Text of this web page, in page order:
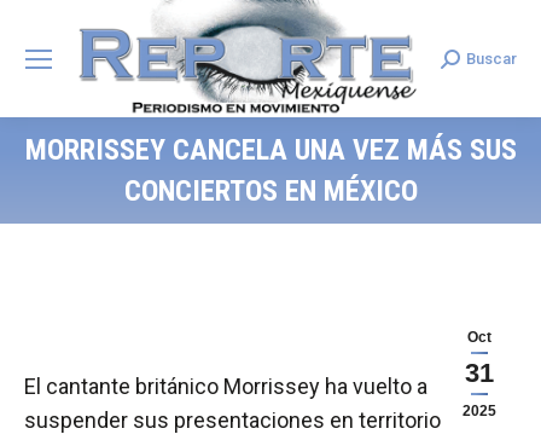
Search:
Buscar
MORRISSEY CANCELA UNA VEZ MÁS SUS
CONCIERTOS EN MÉXICO
Oct
31
2025
El cantante británico Morrissey ha vuelto a
suspender sus presentaciones en territorio